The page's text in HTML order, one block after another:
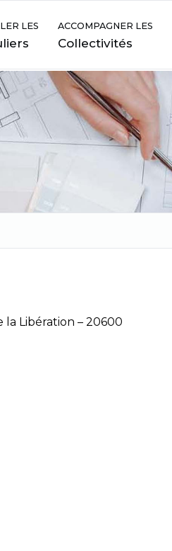
LES ACCOMPAGNER LES
Collectivités
la Libération – 20600